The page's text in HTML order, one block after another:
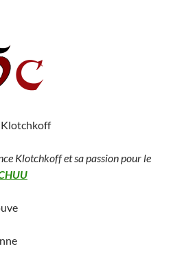
Klotchkoff
Klotchkoff et sa passion pour le